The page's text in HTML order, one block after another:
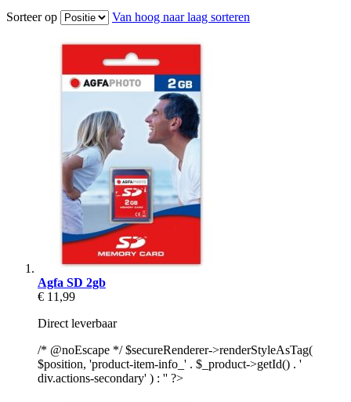
Sorteer op Van hoog naar laag sorteren
Agfa SD 2gb
€ 11,99
Direct leverbaar
/* @noEscape */ $secureRenderer->renderStyleAsTag(
$position, 'product-item-info_' . $_product->getId() . '
div.actions-secondary' ) : '' ?>